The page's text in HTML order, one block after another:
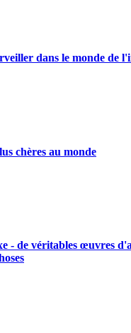
dans le monde de
chères au monde
- de véritables œuvres